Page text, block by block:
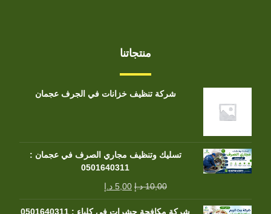
منتجاتنا
شركة تنظيف خزانات في الجرف عجمان
تسليك وتنظيف مجاري الصرف في عجمان :
0501640311
10,00 د.إ 5,00 د.إ
شركة مكافحة حشرات في كلباء : 0501640311